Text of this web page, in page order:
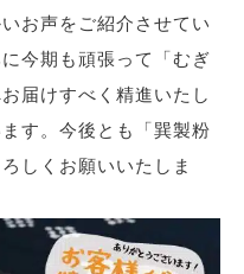
お声をご紹介させてい
今期も頑張って「むぎ
届けすべく精進いたし
す。今後とも「巽製粉
しくお願いいたしま